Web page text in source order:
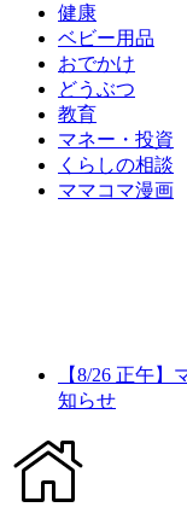
健康
ベビー用品
おでかけ
どうぶつ
教育
マネー・投資
くらしの相談
ママコマ漫画
【8/26 正午
知らせ